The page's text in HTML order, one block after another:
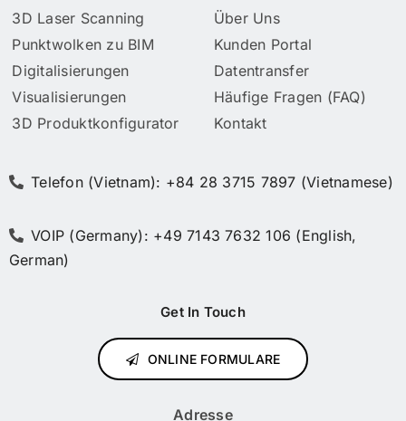
3D Laser Scanning
Punktwolken zu BIM
Digitalisierungen
Visualisierungen
3D Produktkonfigurator
Über Uns
Kunden Portal
Datentransfer
Häufige Fragen (FAQ)
Kontakt
Telefon (Vietnam): +84 28 3715 7897 (Vietnamese)
VOIP (Germany): +49 7143 7632 106 (English,
German)
Adresse
Get In Touch
ONLINE FORMULARE